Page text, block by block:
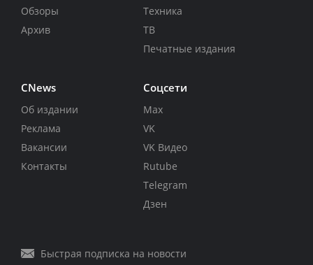
Обзоры
Архив
Техника
ТВ
Печатные издания
CNews
Об издании
Реклама
Вакансии
Контакты
Соцсети
Max
VK
VK Видео
Rutube
Telegram
Дзен
Быстрая подписка на новости